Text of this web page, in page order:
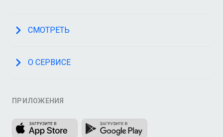
СМОТРЕТЬ
О СЕРВИСЕ
ПРИЛОЖЕНИЯ